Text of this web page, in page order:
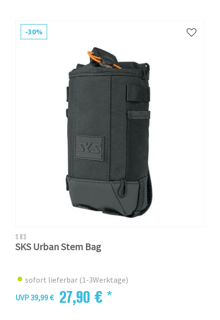
-30%
SKS
SKS Urban Stem Bag
sofort lieferbar (1-3Werktage)
UVP 39,99 € 27,90 € *